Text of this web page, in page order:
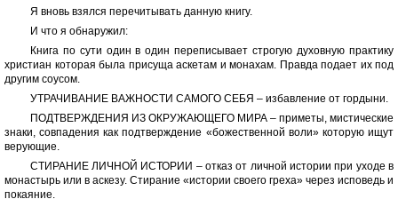
Я вновь взялся перечитывать данную книгу.
И что я обнаружил:
Книга по сути один в один переписывает строгую духовную практику
христиан которая была присуща аскетам и монахам. Правда подает их под
другим соусом.
УТРАЧИВАНИЕ ВАЖНОСТИ САМОГО СЕБЯ – избавление от гордыни.
ПОДТВЕРЖДЕНИЯ ИЗ ОКРУЖАЮЩЕГО МИРА – приметы, мистические
знаки, совпадения как подтверждение «божественной воли» которую ищут
верующие.
СТИРАНИЕ ЛИЧНОЙ ИСТОРИИ – отказ от личной истории при уходе в
монастырь или в аскезу. Стирание «истории своего греха» через исповедь и
покаяние.